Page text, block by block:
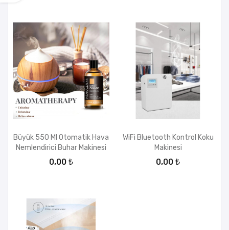
Büyük 550 Ml Otomatik Hava
Nemlendirici Buhar Makinesi
0,00 ₺
WiFi Bluetooth Kontrol Koku
Makinesi
0,00 ₺